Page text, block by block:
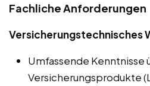
Fachliche Anforderungen
Versicherungstechnisches
Umfassende Kenntnisse
Versicherungsprodukte